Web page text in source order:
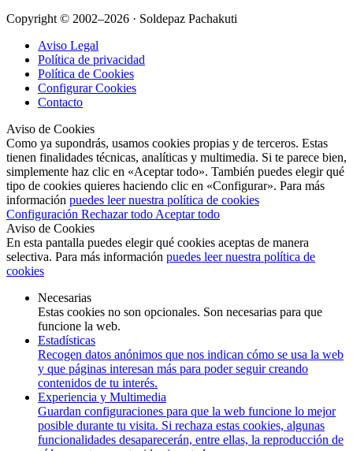
Copyright © 2002–2026 · Soldepaz Pachakuti
Aviso Legal
Política de privacidad
Política de Cookies
Configurar Cookies
Contacto
Aviso de Cookies
Como ya supondrás, usamos cookies propias y de terceros. Estas
tienen finalidades técnicas, analíticas y multimedia. Si te parece bien,
simplemente haz clic en «Aceptar todo». También puedes elegir qué
tipo de cookies quieres haciendo clic en «Configurar». Para más
información puedes leer nuestra política de cookies
Configuración Rechazar todo Aceptar todo
Aviso de Cookies
En esta pantalla puedes elegir qué cookies aceptas de manera
selectiva. Para más información puedes leer nuestra política de
cookies
Necesarias
Estas cookies no son opcionales. Son necesarias para que
funcione la web.
Estadísticas
Recogen datos anónimos que nos indican cómo se usa la web
y que páginas interesan más para poder seguir creando
contenidos de tu interés.
Experiencia y Multimedia
Guardan configuraciones para que la web funcione lo mejor
posible durante tu visita. Si rechaza estas cookies, algunas
funcionalidades desaparecerán, entre ellas, la reproducción de